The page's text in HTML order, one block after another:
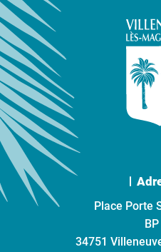
Place Porte
34751